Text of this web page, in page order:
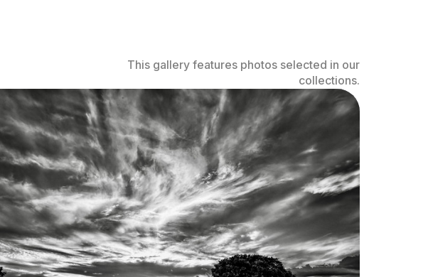
This gallery features photos selected in our
collections.